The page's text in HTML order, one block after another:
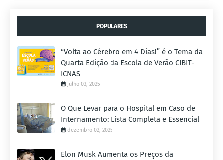
POPULARES
“Volta ao Cérebro em 4 Dias!” é o Tema da
Quarta Edição da Escola de Verão CIBIT-
ICNAS
julho 03, 2025
O Que Levar para o Hospital em Caso de
Internamento: Lista Completa e Essencial
dezembro 02, 2025
Elon Musk Aumenta os Preços da